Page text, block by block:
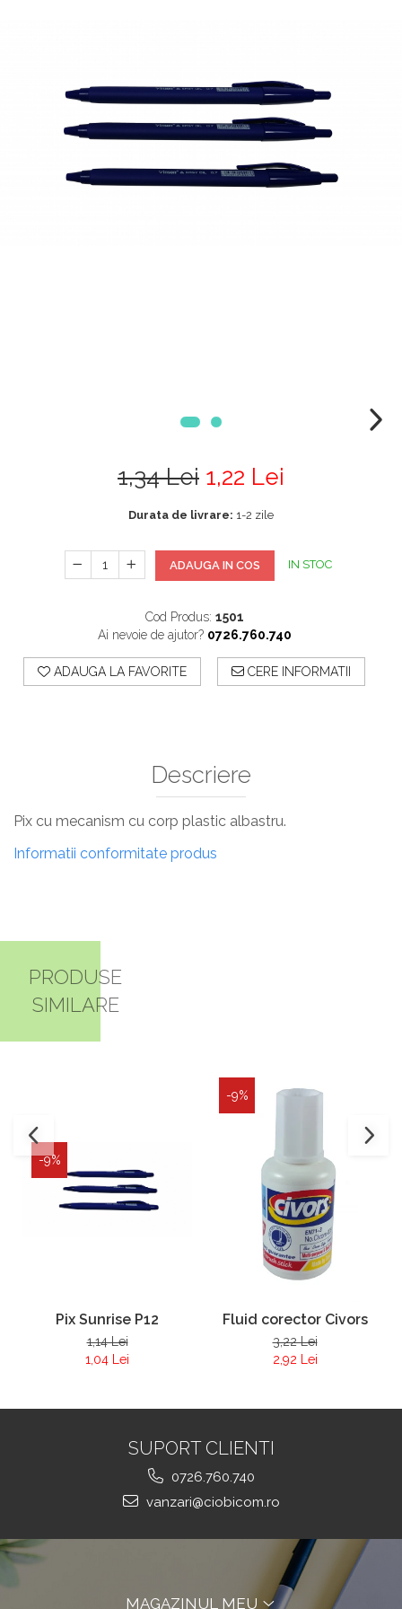
1,34 Lei 1,22 Lei
Durata de livrare: 1-2 zile
ADAUGA IN COS IN STOC
Cod Produs: 1501
Ai nevoie de ajutor? 0726.760.740
ADAUGA LA FAVORITE CERE INFORMATII
Descriere
Pix cu mecanism cu corp plastic albastru.
Informatii conformitate produs
PRODUSE
SIMILARE
-9%
Pix Sunrise P12
1,14 Lei
1,04 Lei
-9%
Fluid corector Civors
3,22 Lei
2,92 Lei
SUPORT CLIENTI
0726.760.740
vanzari@ciobicom.ro
MAGAZINUL MEU